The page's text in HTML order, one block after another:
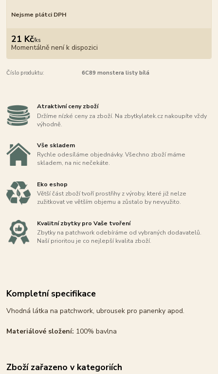
Nejsme plátci DPH
21 Kč/ks
Momentálně není k dispozici
Číslo produktu: 6C89 monstera listy bílá
Atraktivní ceny zboží
Držíme nízké ceny za zboží. Na zbytkylatek.cz nakoupíte vždy
výhodně.
Vše skladem
Rychle odesíláme objednávky. Všechno zboží máme
skladem, na nic nečekáte.
Eko eshop
Větší část zboží tvoří prostřihy z výroby, které již nelze
zužitkovat ve větším objemu a zůstalo by nevyužito.
Kvalitní zbytky pro Vaše tvoření
Zbytky na patchwork odebíráme od vybraných dodavatelů.
Naší prioritou je co nejlepší kvalita zboží.
Kompletní specifikace
Vhodná látka na patchwork, ubrousek pro panenky apod.
Materiálové složení: 100% bavlna
Zboží zařazeno v kategoriích